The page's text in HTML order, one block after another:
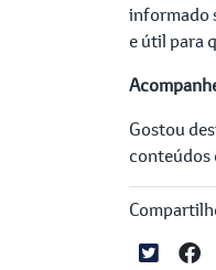
informado
e útil para
Gostou
conteúdos